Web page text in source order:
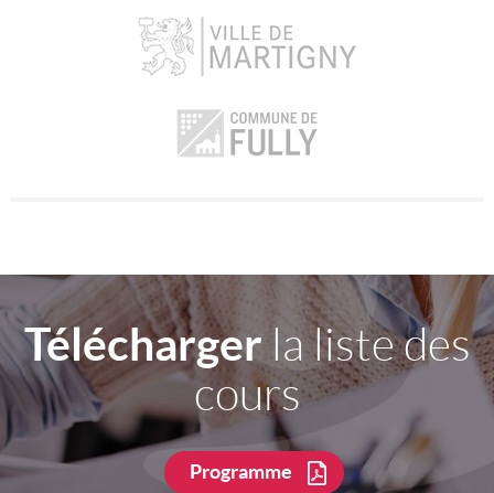
Téléchargerla liste des
cours
Programme